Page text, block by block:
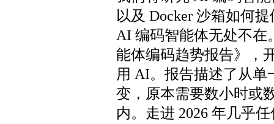
以及 Docker 沙箱如何
AI 编码智能体无处不在
能体编码趋势报告》，
用 AI。报告描述了从单
变，原本需要数小时或
内。走进 2026 年几乎